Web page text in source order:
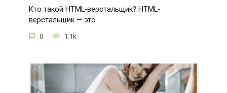
Кто такой HTML-верстальщик? HTML-
верстальщик — это
0 1.1k.